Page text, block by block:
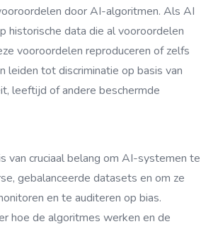
door AI-algoritmen. Als AI
historische data die al vooroordelen
vooroordelen reproduceren of zelfs
leiden tot discriminatie op basis van
leeftijd of andere beschermde
van cruciaal belang om AI-systemen te
gebalanceerde datasets en om ze
en te auditeren op bias.
hoe de algoritmes werken en de